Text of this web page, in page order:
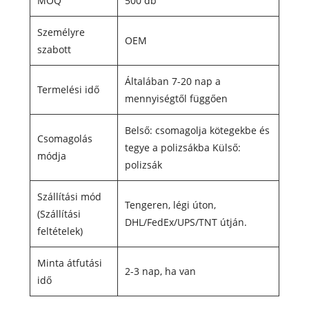
Személyre
szabott
OEM
Termelési idő
Általában 7-20 nap a
mennyiségtől függően
Csomagolás
módja
Belső: csomagolja kötegekbe és
tegye a polizsákba Külső:
polizsák
Szállítási mód
(Szállítási
feltételek)
Tengeren, légi úton,
DHL/FedEx/UPS/TNT útján.
Minta átfutási
idő
2-3 nap, ha van